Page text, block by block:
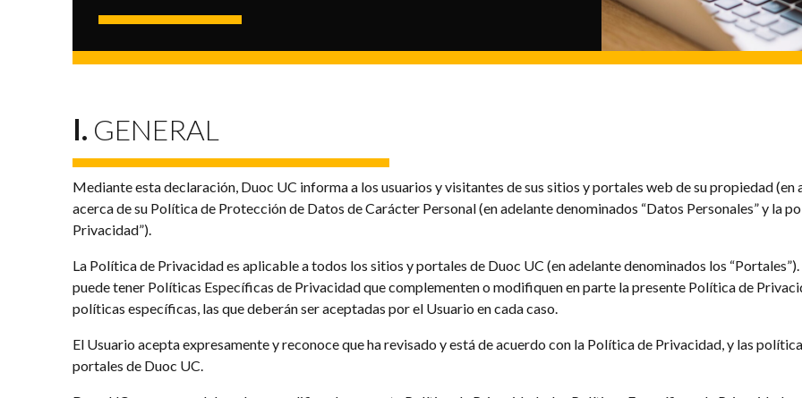
I. GENERAL
Mediante esta declaración, Duoc UC informa a los usuarios y visitantes de sus sitios y portales web de su propiedad (en
acerca de su Política de Protección de Datos de Carácter Personal (en adelante denominados “Datos Personales” y la
Privacidad”).
La Política de Privacidad es aplicable a todos los sitios y portales de Duoc UC (en adelante denominados los
puede tener Políticas Específicas de Privacidad que complementen o modifiquen en parte la presente Política de
políticas específicas, las que deberán ser aceptadas por el Usuario en cada caso.
El Usuario acepta expresamente y reconoce que ha revisado y está de acuerdo con la Política de Privacidad, y las
portales de Duoc UC.